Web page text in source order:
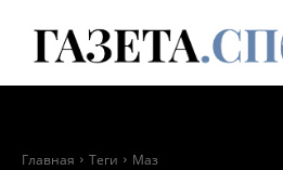
Главная Теги Маз